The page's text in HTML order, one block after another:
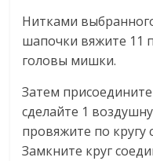
Нитками
шапочки вяжите 11
головы мишки.
Затем
сделайте 1
провяжите по кругу
Замкните круг